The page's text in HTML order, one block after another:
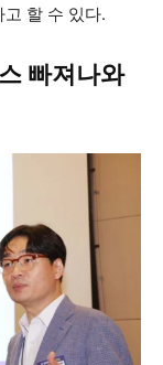
고 할 수 있다.
빠져나와